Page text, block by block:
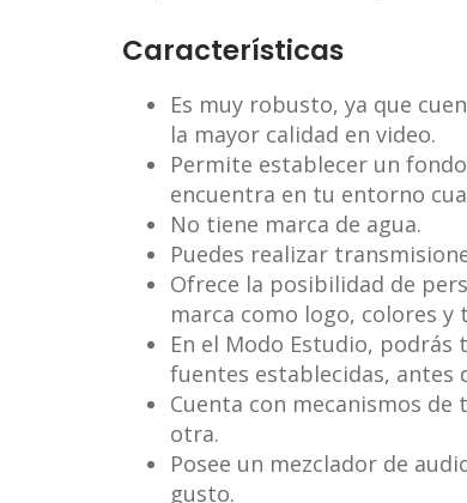
Características
Es muy robusto, ya que
la mayor calidad en video.
Permite establecer un
encuentra en tu entorno
No tiene marca de agua.
Puedes realizar
Ofrece la posibilidad de
marca como logo, colores
En el Modo Estudio, podrás
fuentes establecidas, antes
Cuenta con mecanismos de
otra.
Posee un mezclador de
gusto.